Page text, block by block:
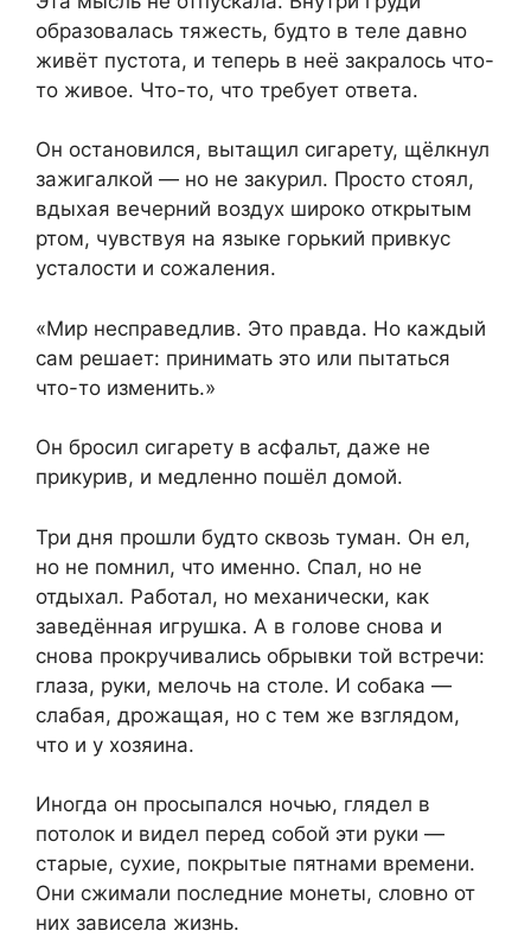
образовалась тяжесть, будто в теле давно
живёт пустота, и теперь в неё закралось что-
то живое. Что-то, что требует ответа.
Он остановился, вытащил сигарету, щёлкнул
зажигалкой — но не закурил. Просто стоял,
вдыхая вечерний воздух широко открытым
ртом, чувствуя на языке горький привкус
усталости и сожаления.
«Мир несправедлив. Это правда. Но каждый
сам решает: принимать это или пытаться
что-то изменить.»
Он бросил сигарету в асфальт, даже не
прикурив, и медленно пошёл домой.
Три дня прошли будто сквозь туман. Он ел,
но не помнил, что именно. Спал, но не
отдыхал. Работал, но механически, как
заведённая игрушка. А в голове снова и
снова прокручивались обрывки той встречи:
глаза, руки, мелочь на столе. И собака —
слабая, дрожащая, но с тем же взглядом,
что и у хозяина.
Иногда он просыпался ночью, глядел в
потолок и видел перед собой эти руки —
старые, сухие, покрытые пятнами времени.
Они сжимали последние монеты, словно от
них зависела жизнь.